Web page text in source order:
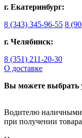
г. Екатеринбург:
8 (343) 345-96-55 8
г. Челябинск:
8 (351) 211-20-30
О доставке
Вы можете выбрать
Водителю наличными
при получении товара